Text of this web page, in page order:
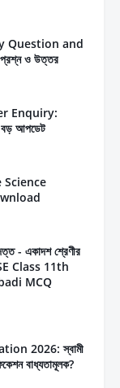
Question and
ও উত্তর
Enquiry:
বড় আপডেট
Science
- একাদশ শ্রেণীর
Class 11th
MCQ
2026: স্বামী
বাধ্যতামূলক?